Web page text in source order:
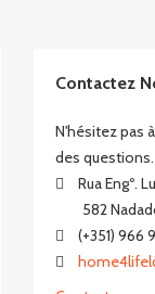
Contactez
N'hésitez pas
des questions.
Rua Engº.
582
(+351) 966